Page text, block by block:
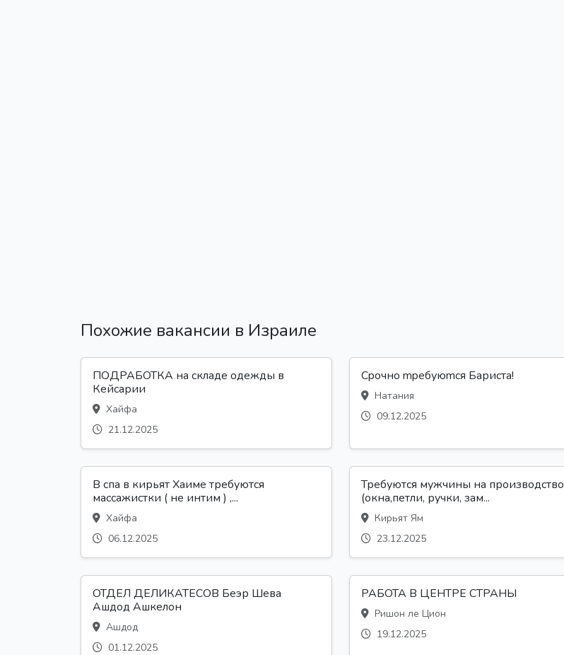
Похожие вакансии в Израиле
ПОДРАБОТКА на складе одежды в
Кейсарии
Хайфа
21.12.2025
Сpoчно mpебуюmся Бариста!
Натания
09.12.2025
В спа в кирьят Хаиме требуются
массажистки ( не интим ) ,...
Хайфа
06.12.2025
Требуются мужчины на производство
(окна,петли, ручки, зам...
Кирьят Ям
23.12.2025
ОТДЕЛ ДЕЛИКАТЕСОВ Беэр Шева
Ашдод Ашкелон
Ашдод
01.12.2025
РАБОТА В ЦЕНТРЕ СТРАНЫ
Ришон ле Цион
19.12.2025